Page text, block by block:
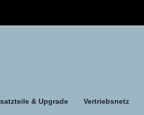
& Upgrade Vertriebsnetz